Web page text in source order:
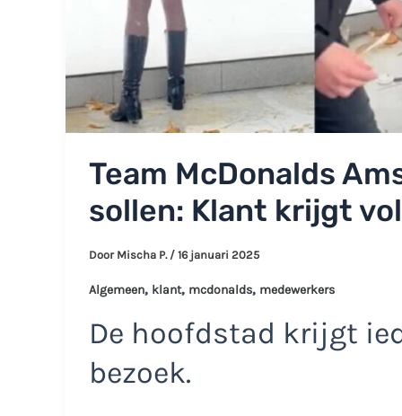
Team McDonalds
sollen: Klant krijgt
Door Mischa P. / 16 januari 2025
Algemeen, klant, mcdonalds, medewerkers
De hoofdstad krijgt
bezoek.